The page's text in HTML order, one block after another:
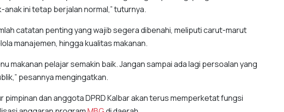
ini tetap berjalan normal,” tuturnya.
catatan penting yang wajib segera dibenahi, meliputi carut-marut
manajemen, hingga kualitas makanan.
makanan pelajar semakin baik. Jangan sampai ada lagi persoalan yang
pesannya mengingatkan.
pimpinan dan anggota DPRD Kalbar akan terus memperketat fungsi